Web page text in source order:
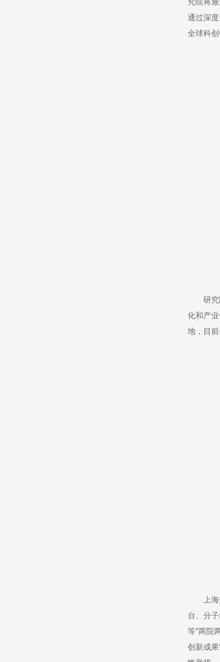
通过深
全球科
研
化和产
地，目
上
台、分
等“两院
创新成